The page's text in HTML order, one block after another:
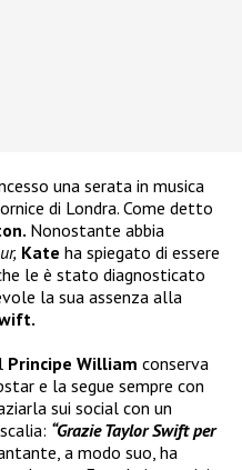
una serata in musica
di Londra. Come detto
Nonostante abbia
Kate ha spiegato di essere
le è stato diagnosticato
la sua assenza alla
Principe William conserva
e la segue sempre con
sui social con un
“Grazie Taylor Swift per
a modo suo, ha